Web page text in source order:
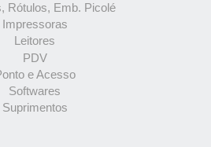
Rótulos, Emb. Picolé
Impressoras
Leitores
PDV
e Acesso
Softwares
Suprimentos